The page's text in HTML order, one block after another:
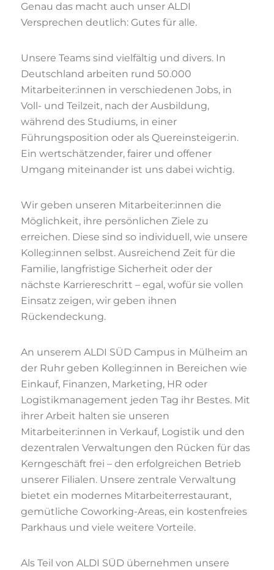
Genau das macht auch unser ALDI
Versprechen deutlich: Gutes für alle.
Unsere Teams sind vielfältig und divers. In
Deutschland arbeiten rund 50.000
Mitarbeiter:innen in verschiedenen Jobs, in
Voll- und Teilzeit, nach der Ausbildung,
während des Studiums, in einer
Führungsposition oder als Quereinsteiger:in.
Ein wertschätzender, fairer und offener
Umgang miteinander ist uns dabei wichtig.
Wir geben unseren Mitarbeiter:innen die
Möglichkeit, ihre persönlichen Ziele zu
erreichen. Diese sind so individuell, wie unsere
Kolleg:innen selbst. Ausreichend Zeit für die
Familie, langfristige Sicherheit oder der
nächste Karriereschritt – egal, wofür sie vollen
Einsatz zeigen, wir geben ihnen
Rückendeckung.
An unserem ALDI SÜD Campus in Mülheim an
der Ruhr geben Kolleg:innen in Bereichen wie
Einkauf, Finanzen, Marketing, HR oder
Logistikmanagement jeden Tag ihr Bestes. Mit
ihrer Arbeit halten sie unseren
Mitarbeiter:innen in Verkauf, Logistik und den
dezentralen Verwaltungen den Rücken für das
Kerngeschäft frei – den erfolgreichen Betrieb
unserer Filialen. Unsere zentrale Verwaltung
bietet ein modernes Mitarbeiterrestaurant,
gemütliche Coworking-Areas, ein kostenfreies
Parkhaus und viele weitere Vorteile.
Als Teil von ALDI SÜD übernehmen unsere